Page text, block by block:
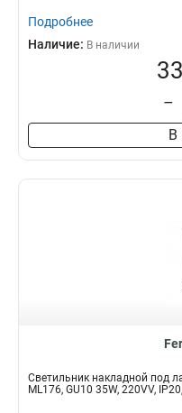
Подробнее
Наличие: В наличии
–
В
Светильник накладной под
ML176, GU10 35W, 220VV,